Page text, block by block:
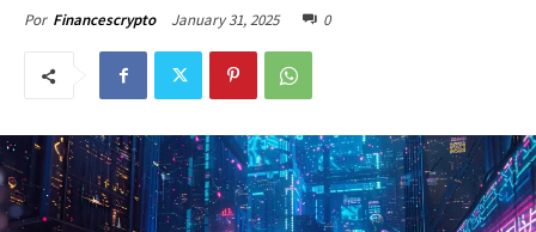
Por Financescrypto January 31, 2025 0